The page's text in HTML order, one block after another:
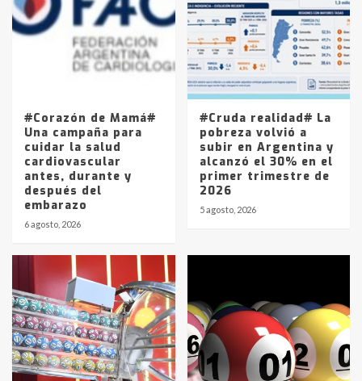
4
Los precios de los combustibles en
La Pampa, desde YPF hasta Axion
entre 857 a 1338 pesos
#Corazón de Mamá#
Una campaña para
cuidar la salud
cardiovascular
antes, durante y
después del
embarazo
6 agosto, 2026
#Cruda realidad# La
pobreza volvió a
subir en Argentina y
alcanzó el 30% en el
primer trimestre de
2026
5 agosto, 2026